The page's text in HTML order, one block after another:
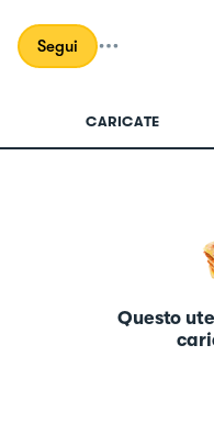
Segui
CARICATE
Questo